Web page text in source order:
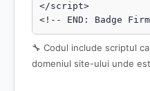
</script>
<!-- END: Badge
🔧 Codul include scriptul
domeniul site-ului unde